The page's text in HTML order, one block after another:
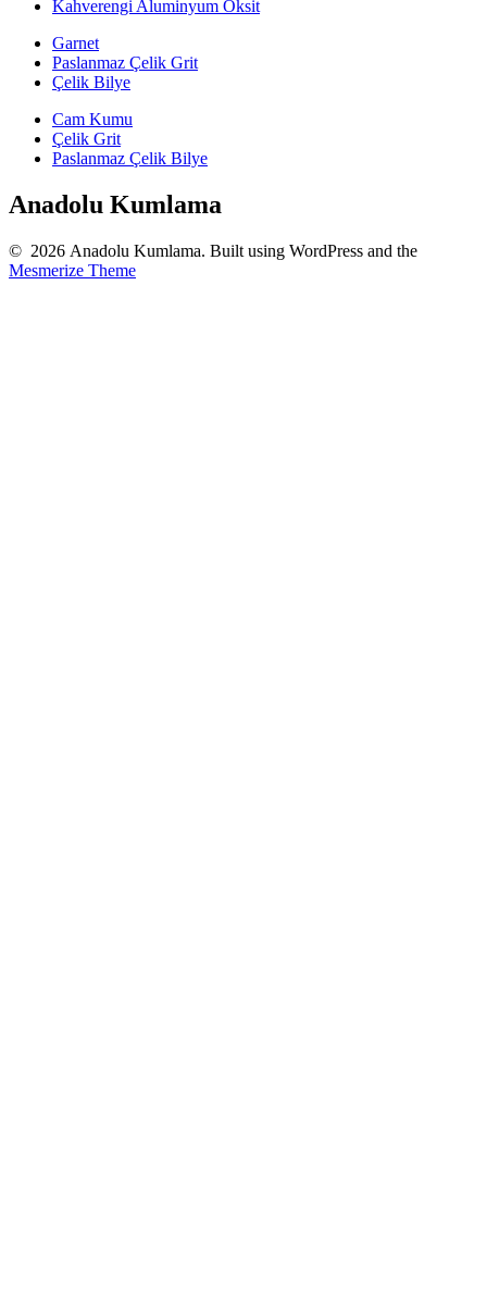
Kahverengi Aluminyum Oksit
Garnet
Paslanmaz Çelik Grit
Çelik Bilye
Cam Kumu
Çelik Grit
Paslanmaz Çelik Bilye
Anadolu Kumlama
© 2026 Anadolu Kumlama. Built using WordPress and the
Mesmerize Theme